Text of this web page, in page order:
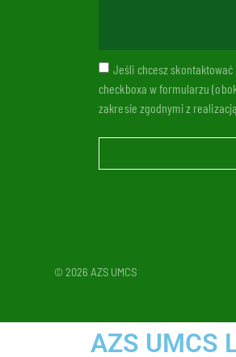
Jeśli chcesz
checkboxa w formularzu
zakresie zgodnymi z
© 2026 AZS UMCS
AZS UMCS